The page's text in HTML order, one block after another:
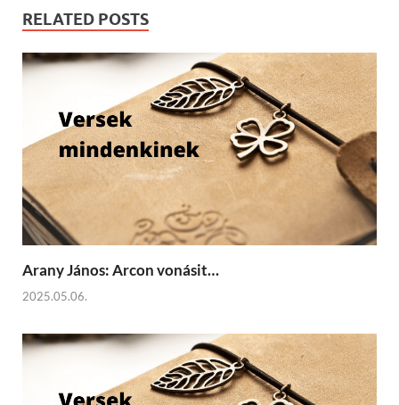
RELATED POSTS
Arany János: Arcon vonásit…
2025.05.06.